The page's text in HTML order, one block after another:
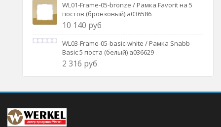
WL01-Frame-05-bronze / Рамка Favorit на 5
постов (бронзовый) a036586
10 140 руб
WL03-Frame-05-basic-white / Рамка Snabb
Basic 5 поста (белый) a036629
2 316 руб